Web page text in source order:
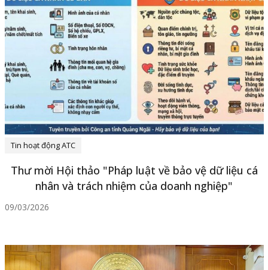
Tin hoạt động ATC
Thư mời Hội thảo "Pháp luật về bảo vệ dữ liệu cá
nhân và trách nhiệm của doanh nghiệp"
09/03/2026